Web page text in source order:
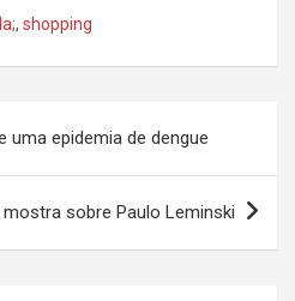
, shopping
uma epidemia de dengue
sobre Paulo Leminski